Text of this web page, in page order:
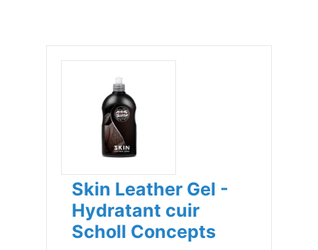
Skin Leather Gel -
Hydratant cuir
Scholl Concepts